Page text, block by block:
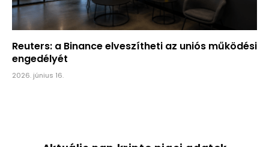
Reuters: a Binance elveszítheti az uniós működési
engedélyét
2026. június 16.